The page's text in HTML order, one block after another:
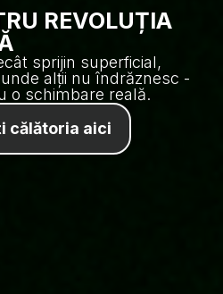
REVOLUȚIA
sprijin superficial,
alții nu îndrăznesc -
o schimbare reală.
călătoria aici